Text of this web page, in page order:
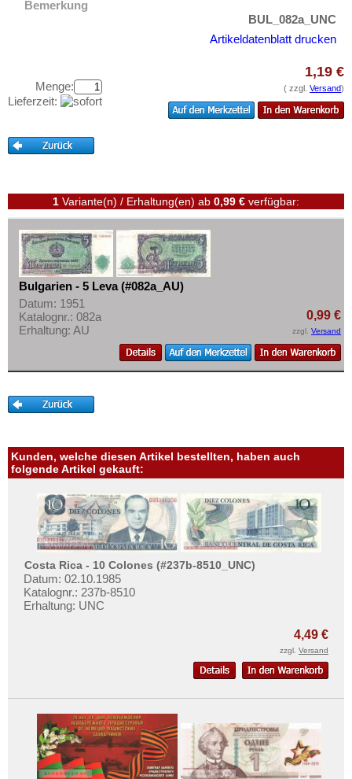
Finnland
Griechenland
Grönland
Guernsey
Island
Isle of Man
Italien
Jersey
Jugoslawien
Kroatien
Lettland
Luxemburg
Mazedonien
Memelgebiet
Moldawien
Montenegro
Niederlande
Nordirland
Norwegen
Russland
Saarland
San Marino
Testbanknoten
Aufbewahrung
Gutscheine
Ihre Bewertungen
Informationen
Preislisten
Ankauf
Erhaltungsgrade
Gratisbanknoten
FAQ
Privatsphäre und Datenschutz
Liefer- und Versandkosten
AGB
Impressum
Bemerkung
BUL_082a_UNC
Artikeldatenblatt drucken
Menge:
Lieferzeit:
1,19 €
( zzgl. Versand)
1 Variante(n) / Erhaltung(en) ab 0,99 € verfügbar:
Bulgarien - 5 Leva (#082a_AU)
Datum: 1951
Katalognr.: 082a
Erhaltung: AU
0,99 €
zzgl. Versand
Kunden, welche diesen Artikel bestellten, haben auch
folgende Artikel gekauft:
Costa Rica - 10 Colones (#237b-8510_UNC)
Datum: 02.10.1985
Katalognr.: 237b-8510
Erhaltung: UNC
4,49 €
zzgl. Versand